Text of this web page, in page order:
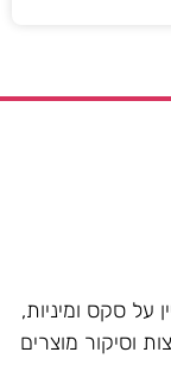
על סקס ומיניות,
וסיקור מוצרים